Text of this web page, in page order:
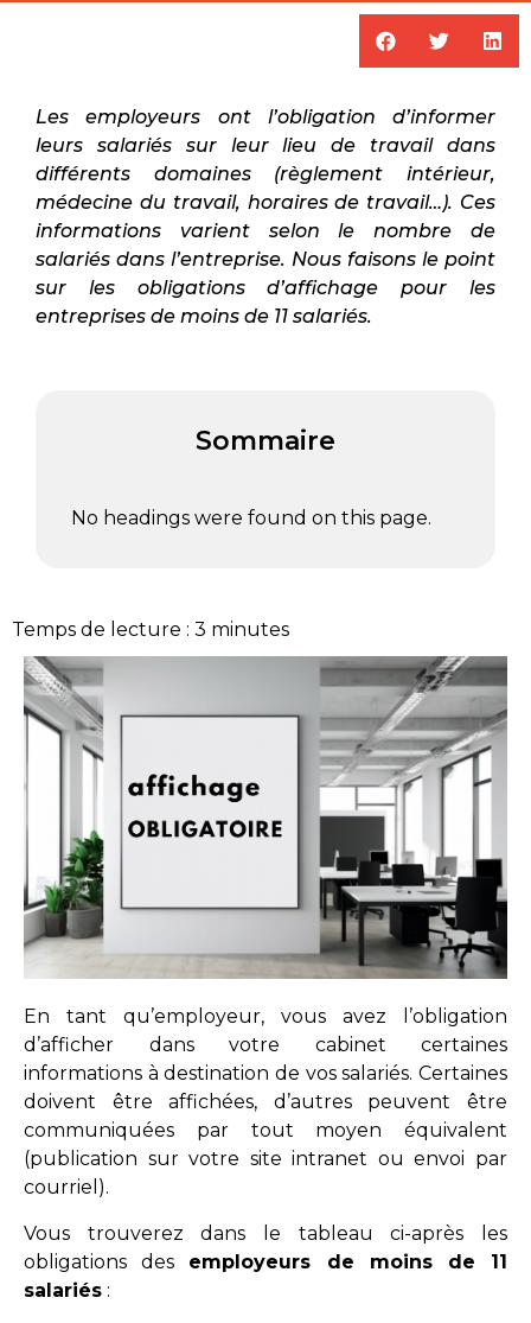
Les employeurs ont l’obligation d’informer
leurs salariés sur leur lieu de travail dans
différents domaines (règlement intérieur,
médecine du travail, horaires de travail…). Ces
informations varient selon le nombre de
salariés dans l’entreprise. Nous faisons le point
sur les obligations d’affichage pour les
entreprises de moins de 11 salariés.
Sommaire
No headings were found on this page.
Temps de lecture : 3 minutes
En tant qu’employeur, vous avez l’obligation
d’afficher dans votre cabinet certaines
informations à destination de vos salariés. Certaines
doivent être affichées, d’autres peuvent être
communiquées par tout moyen équivalent
(publication sur votre site intranet ou envoi par
courriel).
Vous trouverez dans le tableau ci-après les
obligations des employeurs de moins de 11
salariés :